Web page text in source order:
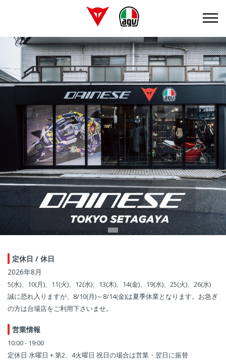
定休日 / 休日
2026年8月
5(水)、10(月)、11(火)、12(水)、13(木)、14(金)、19(水)、25(火)、26(水)
誠に恐れ入りますが、8/10(月)～8/14(金)は夏季休業となります。お急ぎ
の方は台場店をご利用下さいませ。
営業情報
10:00 - 19:00
定休日 水曜日 + 第2、4火曜日 祝日の場合は営業・翌日に振替